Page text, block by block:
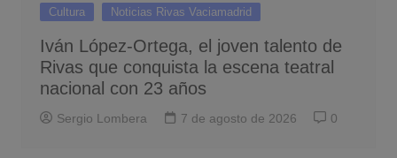
Cultura Noticias Rivas Vaciamadrid
Iván López-Ortega, el joven talento de
Rivas que conquista la escena teatral
nacional con 23 años
Sergio Lombera 7 de agosto de 2026 0